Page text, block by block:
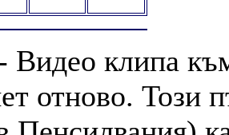
Видео клипа
отново. Този